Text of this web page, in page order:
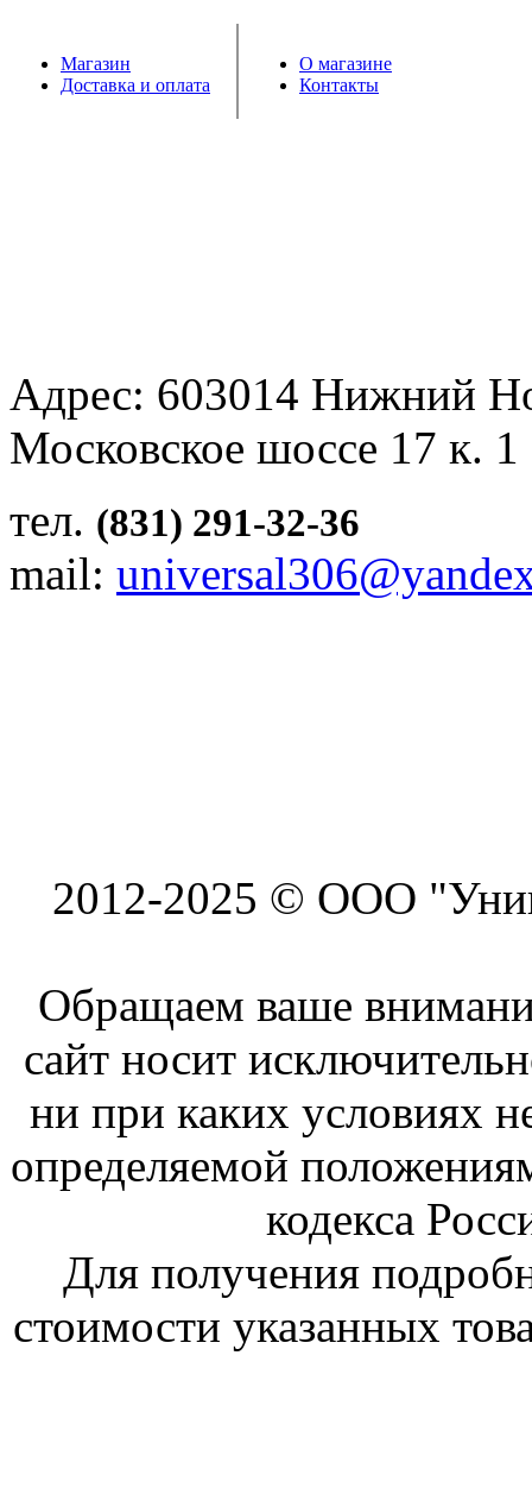
Магазин
Доставка и оплата
О магазине
Контакты
Адрес: 603014 Нижний
Московское шоссе 17 к.
тел. (831) 291-32-36
mail:
2012-2025 © ООО
Обращаем ваше
сайт носит
ни при каких условиях
определяемой
кодекса
Для получения
стоимости указанных